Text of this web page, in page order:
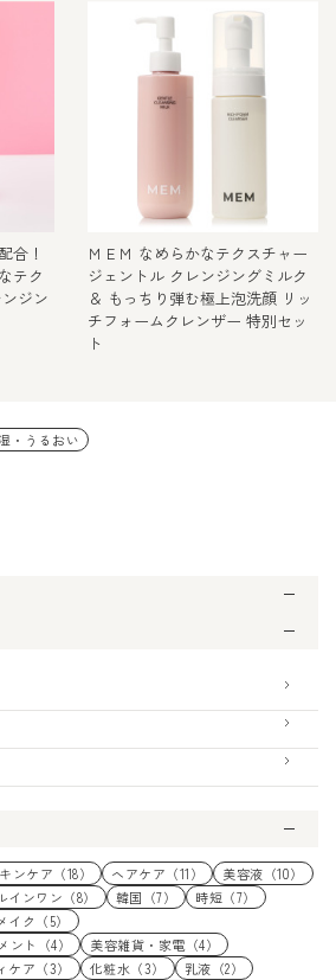
合！
テク
ジン
ＭＥＭ なめらかなテクスチャー
ジェントル クレンジングミルク
＆ もっちり弾む極上泡洗顔 リッ
チフォームクレンザー 特別セッ
ト
・うるおい
ンケア（18） ヘアケア（11）
美容液（10）
インワン（8） 韓国（7）
時短（7）
イク（5）
ト（4）
美容雑貨・家電（4）
ケア（3） 化粧水（3）
乳液（2）